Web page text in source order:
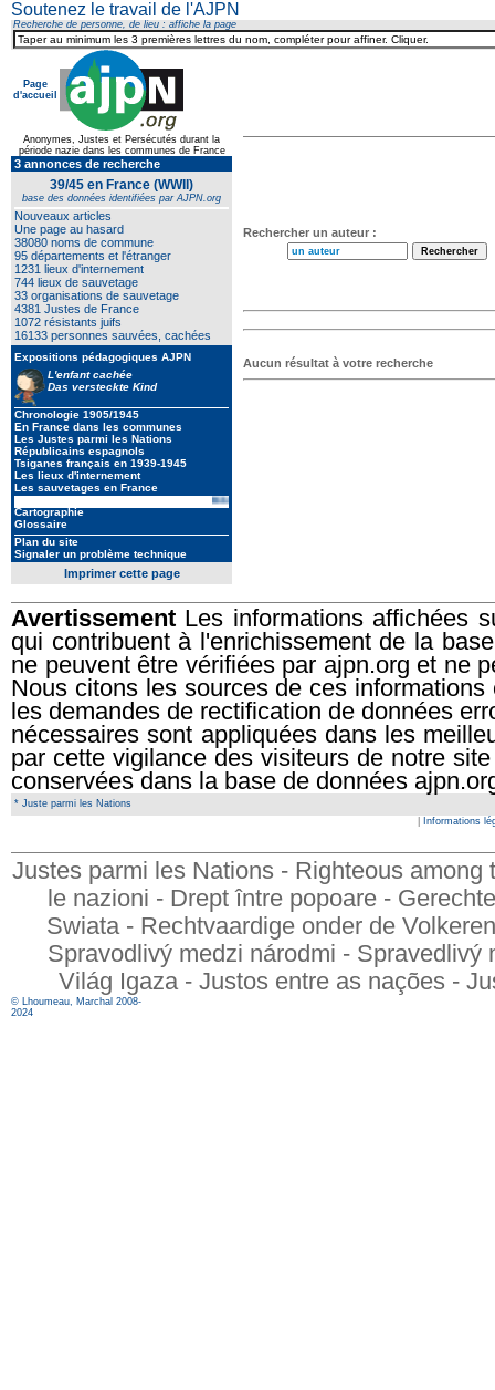
Soutenez le travail de l'AJPN
Recherche de personne, de lieu : affiche la page
Rechercher un auteur :
Aucun résultat à votre recherche
Page
d'accueil
Anonymes, Justes et Persécutés durant la
période nazie dans les communes de France
3 annonces de recherche
39/45 en France (WWII)
base des données identifiées par AJPN.org
Nouveaux articles
Une page au hasard
38080 noms de commune
95 départements et l'étranger
1231 lieux d'internement
744 lieux de sauvetage
33 organisations de sauvetage
4381 Justes de France
1072 résistants juifs
16133 personnes sauvées, cachées
Expositions pédagogiques AJPN
L'enfant cachée
Das versteckte Kind
Chronologie 1905/1945
En France dans les communes
Les Justes parmi les Nations
Républicains espagnols
Tsiganes français en 1939-1945
Les lieux d'internement
Les sauvetages en France
Bibliothèque : 1390 ouvrages
Cartographie
Glossaire
Plan du site
Signaler un problème technique
Imprimer cette page
Avertissement Les informations affichées
qui contribuent à l'enrichissement de la
ne peuvent être vérifiées par ajpn.org et ne
Nous citons les sources de ces
les demandes de rectification de données
nécessaires sont appliquées dans les
par cette vigilance des visiteurs de notre
conservées dans la base de données
* Juste parmi les Nations
Informations
Justes parmi les Nations - Righteous
le nazioni - Drept între popoare -
Swiata - Rechtvaardige onder de
Spravodlivý medzi národmi -
Világ Igaza - Justos entre as nações -
© Lhoumeau, Marchal 2008-
2024